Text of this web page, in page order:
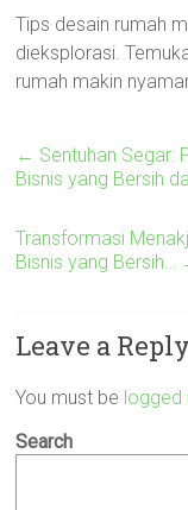
Tips desain rumah
dieksplorasi.
rumah makin
← Sentuhan Segar:
Bisnis yang Bersih
Transformasi
Bisnis yang Bersih…
Leave a Reply
You must be logged
Search